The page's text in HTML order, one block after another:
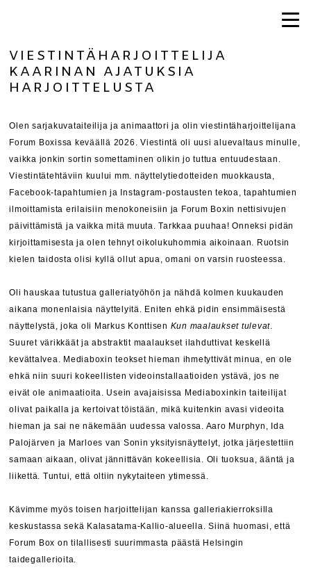
VIESTINTÄHARJOITTELIJA
KAARINAN AJATUKSIA
HARJOITTELUSTA
Olen sarjakuvataiteilija ja animaattori ja olin viestintäharjoittelijana
Forum Boxissa keväällä 2026. Viestintä oli uusi aluevaltaus minulle,
vaikka jonkin sortin somettaminen olikin jo tuttua entuudestaan.
Viestintätehtäviin kuului mm. näyttelytiedotteiden muokkausta,
Facebook-tapahtumien ja Instagram-postausten tekoa, tapahtumien
ilmoittamista erilaisiin menokoneisiin ja Forum Boxin nettisivujen
päivittämistä ja vaikka mitä muuta. Tarkkaa puuhaa! Onneksi pidän
kirjoittamisesta ja olen tehnyt oikolukuhommia aikoinaan. Ruotsin
kielen taidosta olisi kyllä ollut apua, omani on varsin ruosteessa.
Oli hauskaa tutustua galleriatyöhön ja nähdä kolmen kuukauden
aikana monenlaisia näyttelyitä. Eniten ehkä pidin ensimmäisestä
näyttelystä, joka oli Markus Konttisen Kun maalaukset tulevat.
Suuret värikkäät ja abstraktit maalaukset ilahduttivat keskellä
kevättalvea. Mediaboxin teokset hieman ihmetyttivät minua, en ole
ehkä niin suuri kokeellisten videoinstallaatioiden ystävä, jos ne
eivät ole animaatioita. Usein avajaisissa Mediaboxinkin taiteilijat
olivat paikalla ja kertoivat töistään, mikä kuitenkin avasi videoita
hieman ja sai ne näkemään uudessa valossa. Aaro Murphyn, Ida
Palojärven ja Marloes van Sonin yksityisnäyttelyt, jotka järjestettiin
samaan aikaan, olivat jännittävän kokeellisia. Oli tuoksua, ääntä ja
liikettä. Tuntui, että oltiin nykytaiteen ytimessä.
Kävimme myös toisen harjoittelijan kanssa galleriakierroksilla
keskustassa sekä Kalasatama-Kallio-alueella. Siinä huomasi, että
Forum Box on tilallisesti suurimmasta päästä Helsingin
taidegallerioita.